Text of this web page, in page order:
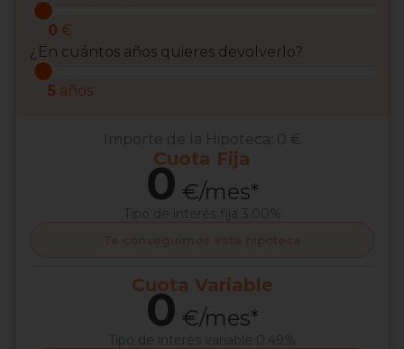
0 €
¿En cuántos años quieres devolverlo?
5 años
Importe de la Hipoteca: 0 €
Cuota Fija
0 €/mes*
Tipo de interés fija 3.00%
Te conseguimos esta hipoteca
Cuota Variable
0 €/mes*
Tipo de interés variable 0.49%